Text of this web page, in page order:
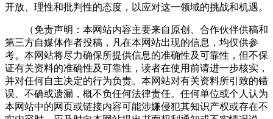
开放、理性和批判性的态度，以应对这一领域的挑战和机遇。
（免责声明：本网站内容主要来自原创、合作伙伴供稿和
第三方自媒体作者投稿，凡在本网站出现的信息，均仅供参
考。本网站将尽力确保所提供信息的准确性及可靠性，但不保
证有关资料的准确性及可靠性，读者在使用前请进一步核实，
并对任何自主决定的行为负责。本网站对有关资料所引致的错
误、不确或遗漏，概不负任何法律责任。任何单位或个人认为
本网站中的网页或链接内容可能涉嫌侵犯其知识产权或存在不